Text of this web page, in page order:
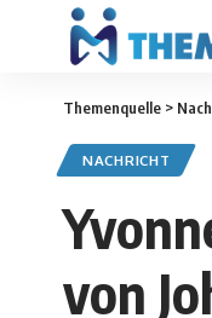
Themenquelle >
NACHRICHT
von